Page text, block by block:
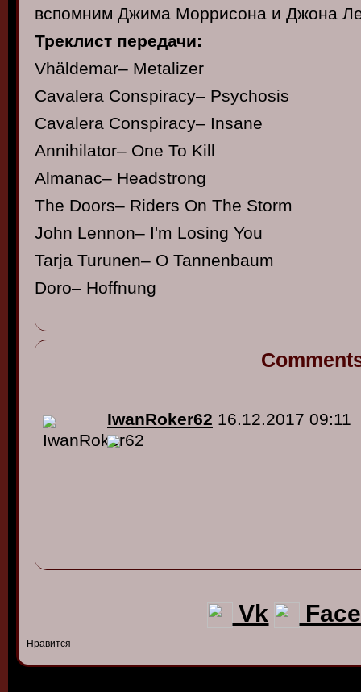
вспомним Джима Моррисона и Джона
Треклист передачи:
Vhäldemar– Metalizer
Cavalera Conspiracy– Psychosis
Cavalera Conspiracy– Insane
Annihilator– One To Kill
Almanac– Headstrong
The Doors– Riders On The Storm
John Lennon– I'm Losing You
Tarja Turunen– O Tannenbaum
Doro– Hoffnung
IwanRoker62 16.12.2017 09:11
Vk
Нравится